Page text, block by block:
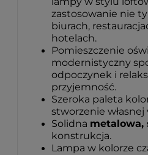
zastosowanie nie
biurach,
hotelach.
Pomieszczenie
modernistyczny
odpoczynek i
przyjemność.
Szeroka paleta
stworzenie
Solidna metalowa,
konstrukcja.
Lampa w kolorze